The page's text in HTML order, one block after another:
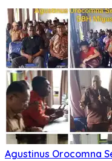
Agustinus Orocomna